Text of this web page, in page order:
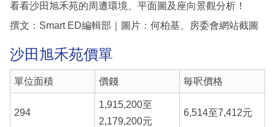
看看沙田旭禾苑的周遭環境、平面圖及座向景觀分析！
撰文：Smart ED編輯部｜圖片：何柏基、房委會網站截圖
沙田旭禾苑價單
單位面積 價錢 毎呎價格
294
1,915,200至
2,179,200元
6,514至7,412元